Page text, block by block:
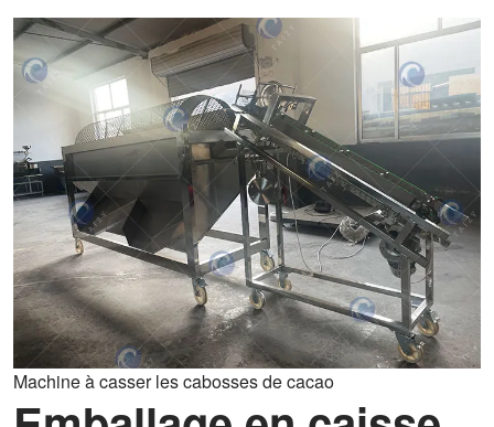
Machine à casser les cabosses de cacao